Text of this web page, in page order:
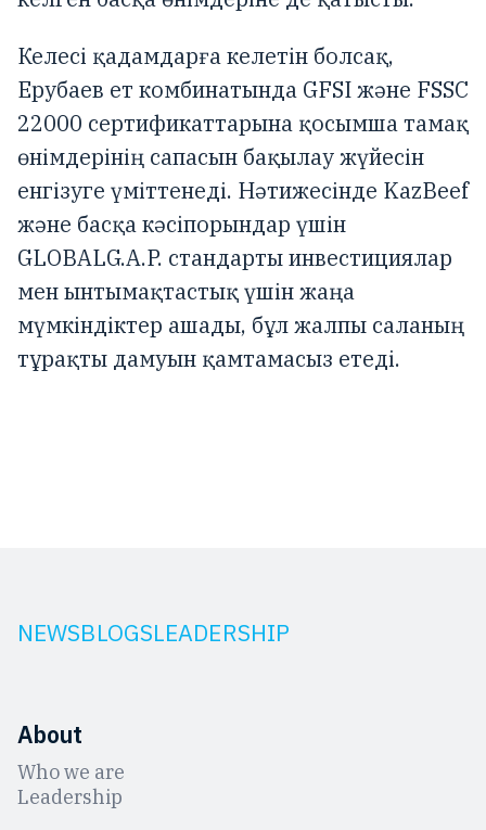
Келесі қадамдарға келетін болсақ,
Ерубаев ет комбинатында GFSI және FSSC
22000 сертификаттарына қосымша тамақ
өнімдерінің сапасын бақылау жүйесін
енгізуге үміттенеді. Нәтижесінде KazBeef
және басқа кәсіпорындар үшін
GLOBALG.A.P. стандарты инвестициялар
мен ынтымақтастық үшін жаңа
мүмкіндіктер ашады, бұл жалпы саланың
тұрақты дамуын қамтамасыз етеді.
NEWSBLOGSLEADERSHIP
About
Who we are
Leadership